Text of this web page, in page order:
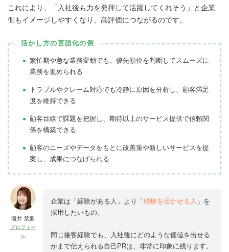
これにより、「入社後も力を発揮して活躍してくれそう」と企業
側もイメージしやすくなり、高評価につながるのです。
活かし方の言語化の例
繁忙期や急な業務変動でも、優先順位を判断してスムーズに
業務を進められる
トラブルやクレーム対応でも冷静に原因を分析し、顧客満足
度を維持できる
顧客目線で課題を把握し、期待以上のサービス提供で信頼関
係を構築できる
顧客のニーズやデータをもとに改善策や新しいサービスを提
案し、成果につなげられる
酒井 栞里
プロフィー
ル
企業は「経験がある人」より「 経験を活かせる人 」を
採用したいもの。
同じ接客経験でも、入社後にどのような価値を出せる
かまで伝えられる自己PRは、非常に印象に残ります。